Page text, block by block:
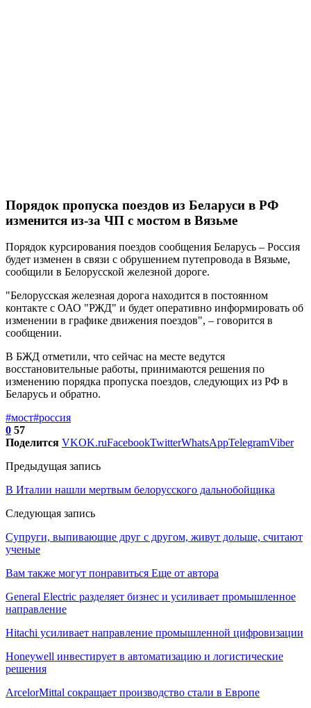
Порядок пропуска поездов из Беларуси в РФ
изменится из-за ЧП с мостом в Вязьме
Порядок курсирования поездов сообщения Беларусь – Россия
будет изменен в связи с обрушением путепровода в Вязьме,
сообщили в Белорусской железной дороге.
"Белорусская железная дорога находится в постоянном
контакте с ОАО "РЖД" и будет оперативно информировать об
изменении в графике движения поездов", – говорится в
сообщении.
В БЖД отметили, что сейчас на месте ведутся
восстановительные работы, принимаются решения по
изменению порядка пропуска поездов, следующих из РФ в
Беларусь и обратно.
#мост#россия
0 57
Поделится VKOK.ruFacebookTwitterWhatsAppTelegramViber
Предыдущая запись
В Италии нашли мертвым белорусского дальнобойщика
Следующая запись
Супруги, выпивающие друг с другом, живут дольше, считают
ученые
Вам также могут понравиться Еще от автора
General Electric разделяет бизнес и усиливает промышленное
направление
Hitachi усиливает направление промышленной цифровизации
Honeywell инвестирует в автоматизацию и логистические
решения
ArcelorMittal сокращает производство стали в Европе